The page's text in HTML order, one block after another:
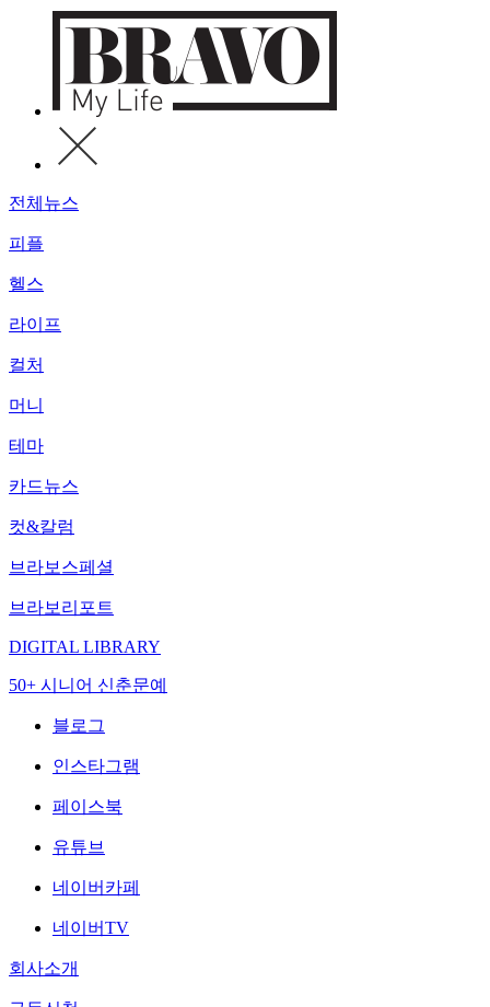
전체뉴스
피플
헬스
라이프
컬처
머니
테마
카드뉴스
컷&칼럼
브라보스페셜
브라보리포트
DIGITAL LIBRARY
50+ 시니어 신춘문예
블로그
인스타그램
페이스북
유튜브
네이버카페
네이버TV
회사소개